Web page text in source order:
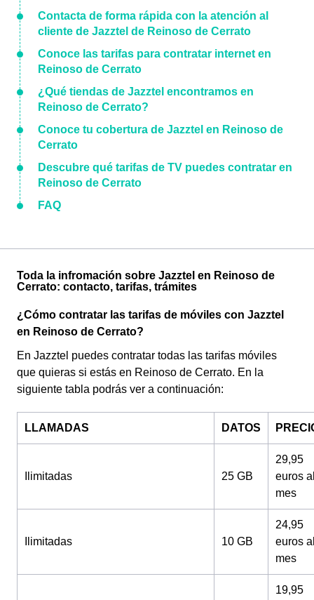
Contacta de forma rápida con la atención al
cliente de Jazztel de Reinoso de Cerrato
Conoce las tarifas para contratar internet en
Reinoso de Cerrato
¿Qué tiendas de Jazztel encontramos en
Reinoso de Cerrato?
Conoce tu cobertura de Jazztel en Reinoso de
Cerrato
Descubre qué tarifas de TV puedes contratar en
Reinoso de Cerrato
FAQ
Toda la infromación sobre Jazztel en Reinoso de
Cerrato: contacto, tarifas, trámites
¿Cómo contratar las tarifas de móviles con Jazztel
en Reinoso de Cerrato?
En Jazztel puedes contratar todas las tarifas móviles
que quieras si estás en Reinoso de Cerrato. En la
siguiente tabla podrás ver a continuación:
LLAMADAS DATOS
Ilimitadas 25 GB
29,95
euros
mes
Ilimitadas 10 GB
24,95
euros
mes
19,95